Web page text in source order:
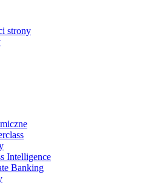
strony
Intelligence
Banking